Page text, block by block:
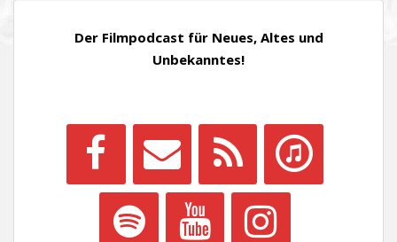
Der Filmpodcast für Neues, Altes und
Unbekanntes!